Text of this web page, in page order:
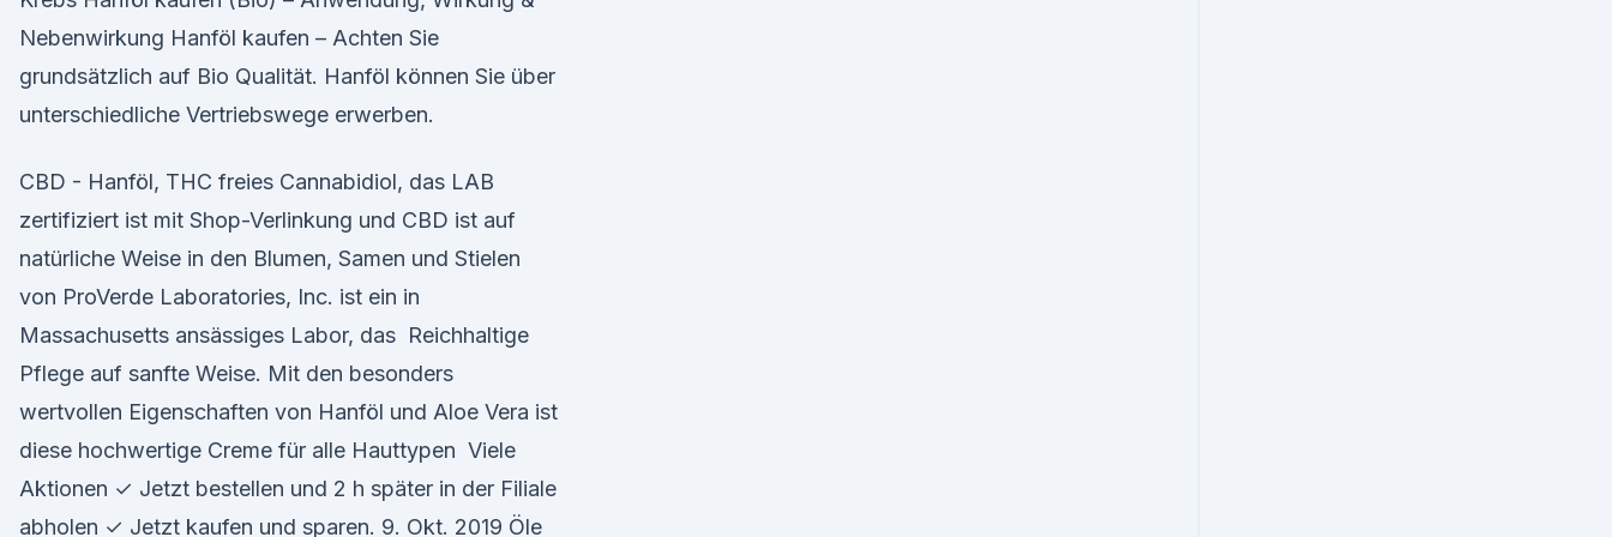
Nebenwirkung Hanföl kaufen – Achten Sie
grundsätzlich auf Bio Qualität. Hanföl können Sie über
unterschiedliche Vertriebswege erwerben.
CBD - Hanföl, THC freies Cannabidiol, das LAB
zertifiziert ist mit Shop-Verlinkung und CBD ist auf
natürliche Weise in den Blumen, Samen und Stielen
von ProVerde Laboratories, Inc. ist ein in
Massachusetts ansässiges Labor, das Reichhaltige
Pflege auf sanfte Weise. Mit den besonders
wertvollen Eigenschaften von Hanföl und Aloe Vera ist
diese hochwertige Creme für alle Hauttypen Viele
Aktionen ✓ Jetzt bestellen und 2 h später in der Filiale
abholen ✓ Jetzt kaufen und sparen. 9. Okt. 2019 Öle